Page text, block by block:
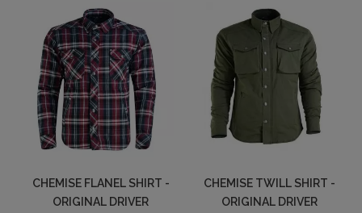
CHEMISE FLANEL SHIRT -
ORIGINAL DRIVER
CHEMISE TWILL SHIRT -
ORIGINAL DRIVER